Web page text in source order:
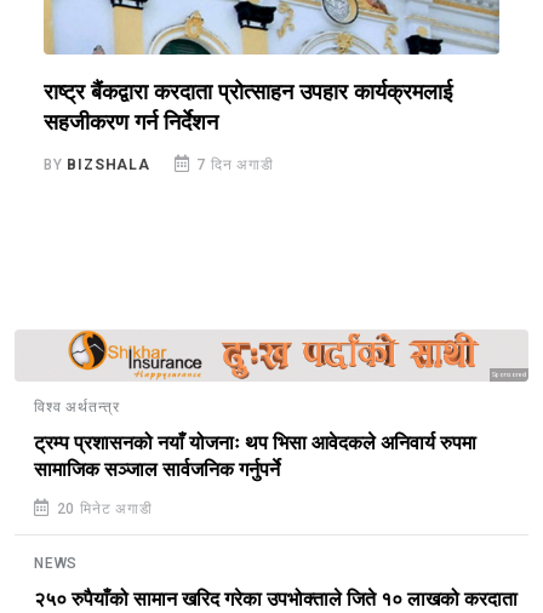
राष्ट्र बैंकद्वारा करदाता प्रोत्साहन उपहार कार्यक्रमलाई
सहजीकरण गर्न निर्देशन
BY BIZSHALA 7 दिन अगाडी
Sponsored
विश्व अर्थतन्त्र
ट्रम्प प्रशासनको नयाँ योजनाः थप भिसा आवेदकले अनिवार्य रुपमा
सामाजिक सञ्जाल सार्वजनिक गर्नुपर्ने
20 मिनेट अगाडी
NEWS
२५० रुपैयाँको सामान खरिद गरेका उपभोक्ताले जिते १० लाखको करदाता